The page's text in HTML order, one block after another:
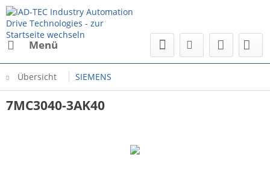
Menü
Übersicht SIEMENS
7MC3040-3AK40